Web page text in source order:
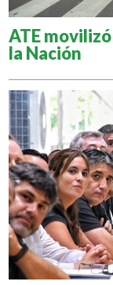
ATE
la Nación